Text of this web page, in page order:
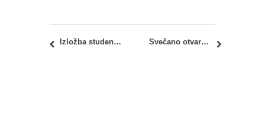
Izložba studentskih radova u petak, 24.11.2023. godine u 18 časova u Gradskoj kući u Velikoj Plani Svečano otvaranje BAB 2023 – BACK TO THE ROOTS